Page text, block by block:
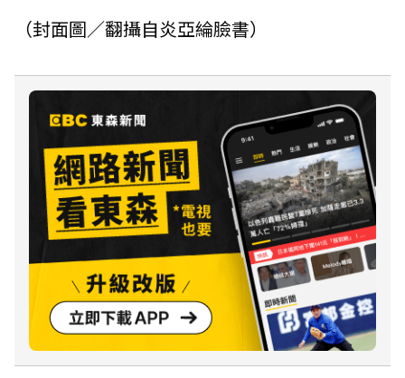
（封面圖／翻攝自炎亞綸臉書）